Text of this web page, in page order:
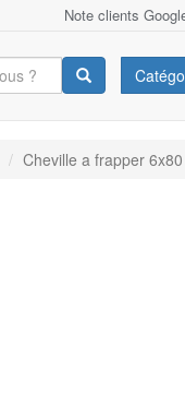
Note clients
Cheville a frapper